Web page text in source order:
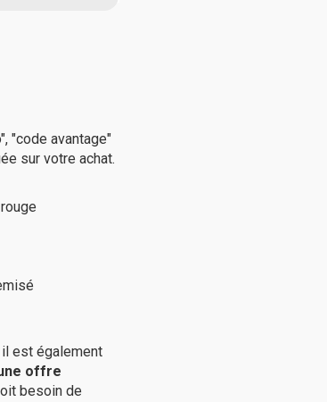
"code avantage"
sur votre achat.
il est également
offre
besoin de